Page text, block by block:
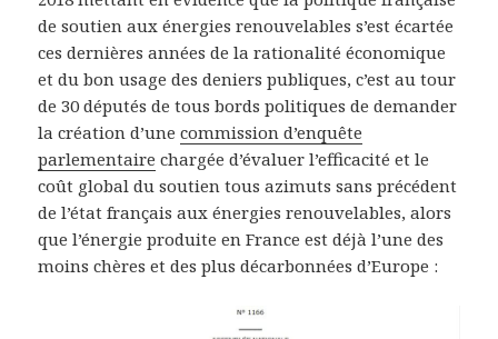
de soutien aux énergies renouvelables s’est écartée
ces dernières années de la rationalité économique
et du bon usage des deniers publiques, c’est au tour
de 30 députés de tous bords politiques de demander
la création d’unecommission d’enquête
parlementaire chargée d’évaluer l’efficacité et le
coût global du soutien tous azimuts sans précédent
de l’état français aux énergies renouvelables, alors
que l’énergie produite en France est déjà l’une des
moins chères et des plus décarbonnées d’Europe :